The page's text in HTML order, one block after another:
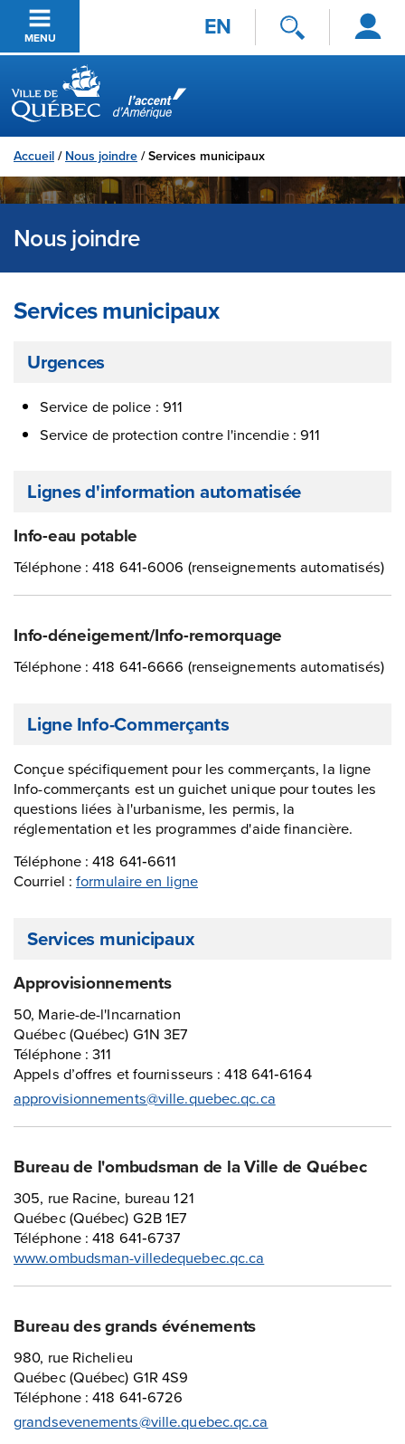
Passer au contenu principal
MENU EN
Se
connecter
Ville de Québec
Accueil / Nous joindre /Services municipaux
Nous joindre
Services municipaux
Urgences
Service de police : 911
Service de protection contre l'incendie : 911
Lignes d'information automatisée
Info-eau potable
Téléphone : 418 641‑6006 (renseignements automatisés)
Info-déneigement/Info-remorquage
Téléphone : 418 641‑6666 (renseignements automatisés)
Ligne Info-Commerçants
Conçue spécifiquement pour les commerçants, la ligne
Info-commerçants est un guichet unique pour toutes les
questions liées à l'urbanisme, les permis, la
réglementation et les programmes d'aide financière.
Téléphone : 418 641‑6611
Courriel :formulaire en ligne
Services municipaux
Approvisionnements
50, Marie-de-l'Incarnation
Québec (Québec) G1N 3E7
Téléphone : 311
Appels d’offres et fournisseurs : 418 641‑6164
approvisionnements@ville.quebec.qc.ca
Bureau de l'ombudsman de la Ville de Québec
305, rue Racine, bureau 121
Québec (Québec) G2B 1E7
Téléphone : 418 641‑6737
www.ombudsman-villedequebec.qc.ca
Bureau des grands événements
980, rue Richelieu
Québec (Québec) G1R 4S9
Téléphone : 418 641‑6726
grandsevenements@ville.quebec.qc.ca